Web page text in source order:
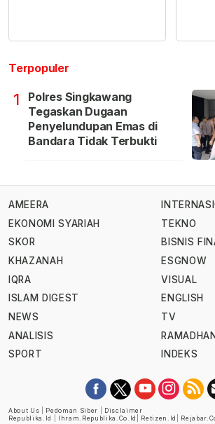
Terpopuler
1
Polres Singkawang
Tegaskan Dugaan
Penyelundupan Emas di
Bandara Tidak Terbukti
AMEERA
EKONOMI SYARIAH
SKOR
KHAZANAH
IQRA
ISLAM DIGEST
NEWS
ANALISIS
SPORT
TEKNO
BISNIS
ESGNOW
VISUAL
ENGLISH
TV
RAMADHAN
INDEKS
About Us Pedoman Siber
Disclaimer
Republika.id
Ihram.republika.co.id Retizen.id